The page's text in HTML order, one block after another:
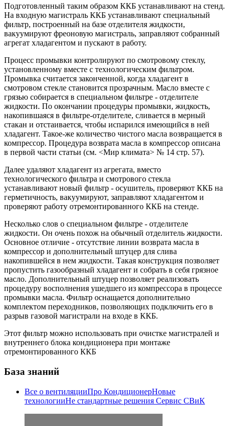
Подготовленный таким образом ККБ устанавливают на стенд.
На входную магистраль ККБ устанавливают специальный
фильтр, построенный на базе отделителя жидкости,
вакуумируют фреоновую магистраль, заправляют собранный
агрегат хладагентом и пускают в работу.
Процесс промывки контролируют по смотровому стеклу,
установленному вместе с технологическим фильтром.
Промывка считается законченной, когда хладагент в
смотровом стекле становится прозрачным. Масло вместе с
грязью собирается в специальном фильтре - отделителе
жидкости. По окончании процедуры промывки, жидкость,
накопившаяся в фильтре-отделителе, сливается в мерный
стакан и отстаивается, чтобы испарился имеющийся в ней
хладагент. Такое-же количество чистого масла возвращается в
компрессор. Процедура возврата масла в компрессор описана
в первой части статьи (см. <Мир климата> № 14 стр. 57).
Далее удаляют хладагент из агрегата, вместо
технологического фильтра и смотрового стекла
устанавливают новый фильтр - осушитель, проверяют ККБ на
герметичность, вакуумируют, заправляют хладагентом и
проверяют работу отремонтированного ККБ на стенде.
Несколько слов о специальном фильтре - отделителе
жидкости. Он очень похож на обычный отделитель жидкости.
Основное отличие - отсутствие линии возврата масла в
компрессор и дополнительный штуцер для слива
накопившейся в нем жидкости. Такая конструкция позволяет
пропустить газообразный хладагент и собрать в себя грязное
масло. Дополнительный штуцер позволяет реализовать
процедуру восполнения ушедшего из компрессора в процессе
промывки масла. Фильтр оснащается дополнительно
комплектом переходников, позволяющих подключить его в
разрыв газовой магистрали на входе в ККБ.
Этот фильтр можно использовать при очистке магистралей и
внутреннего блока кондиционера при монтаже
отремонтированного ККБ
База знаний
Все о вентиляцииПро КондиционерНовые
технологииНе стандартные решения Сервис СВиК